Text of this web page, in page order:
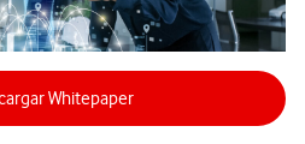
Whitepaper